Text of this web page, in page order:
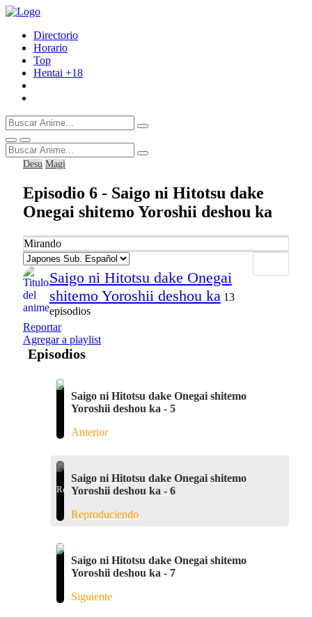
Directorio
Horario
Top
Hentai +18
Desu Magi
Episodio 6 - Saigo ni Hitotsu dake
Onegai shitemo Yoroshii deshou ka
Mirando
Saigo ni Hitotsu dake Onegai
shitemo Yoroshii deshou ka 13
episodios
Reportar
Agregar a playlist
Episodios
Saigo ni Hitotsu dake Onegai shitemo
Yoroshii deshou ka - 5
Anterior
Saigo ni Hitotsu dake Onegai shitemo
Yoroshii deshou ka - 6
Reproduciendo
Saigo ni Hitotsu dake Onegai shitemo
Yoroshii deshou ka - 7
Siguiente